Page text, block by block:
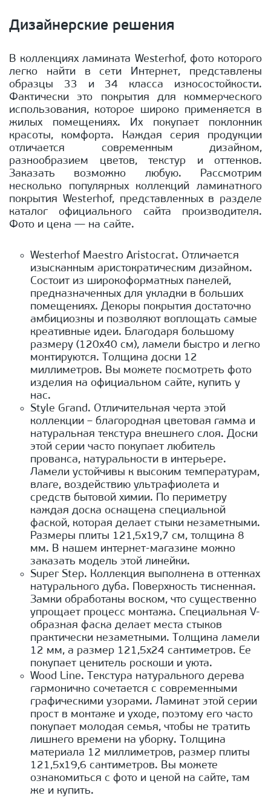
Дизайнерские решения
В коллекциях ламината Westerhof, фото которого
легко найти в сети Интернет, представлены
образцы 33 и 34 класса износостойкости.
Фактически это покрытия для коммерческого
использования, которое широко применяется в
жилых помещениях. Их покупает поклонник
красоты, комфорта. Каждая серия продукции
отличается современным дизайном,
разнообразием цветов, текстур и оттенков.
Заказать возможно любую. Рассмотрим
несколько популярных коллекций ламинатного
покрытия Westerhof, представленных в разделе
каталог официального сайта производителя.
Фото и цена — на сайте.
Westerhof Maestro Aristocrat. Отличается
изысканным аристократическим дизайном.
Состоит из широкоформатных панелей,
предназначенных для укладки в больших
помещениях. Декоры покрытия достаточно
амбициозны и позволяют воплощать самые
креативные идеи. Благодаря большому
размеру (120х40 см), ламели быстро и легко
монтируются. Толщина доски 12
миллиметров. Вы можете посмотреть фото
изделия на официальном сайте, купить у
нас.
Style Grand. Отличительная черта этой
коллекции – благородная цветовая гамма и
натуральная текстура внешнего слоя. Доски
этой серии часто покупает любитель
прованса, натуральности в интерьере.
Ламели устойчивы к высоким температурам,
влаге, воздействию ультрафиолета и
средств бытовой химии. По периметру
каждая доска оснащена специальной
фаской, которая делает стыки незаметными.
Размеры плиты 121,5х19,7 см, толщина 8
мм. В нашем интернет-магазине можно
заказать модель этой линейки.
Super Step. Коллекция выполнена в оттенках
натурального дуба. Поверхность тисненная.
Замки обработаны воском, что существенно
упрощает процесс монтажа. Специальная V-
образная фаска делает места стыков
практически незаметными. Толщина ламели
12 мм, а размер 121,5х24 сантиметров. Ее
покупает ценитель роскоши и уюта.
Wood Line. Текстура натурального дерева
гармонично сочетается с современными
графическими узорами. Ламинат этой серии
прост в монтаже и уходе, поэтому его часто
покупает молодая семья, чтобы не тратить
лишнего времени на уборку. Толщина
материала 12 миллиметров, размер плиты
121,5х19,6 сантиметров. Вы можете
ознакомиться с фото и ценой на сайте, там
же и купить.